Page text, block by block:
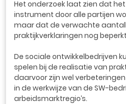
Het onderzoek laat zien dat
instrument door alle partijen
maar dat de verwachte
praktijkverklaringen nog
De sociale ontwikkelbedrijven
spelen bij de realisatie van
daarvoor zijn wel
in de werkwijze van de SW-
arbeidsmarktregio’s.